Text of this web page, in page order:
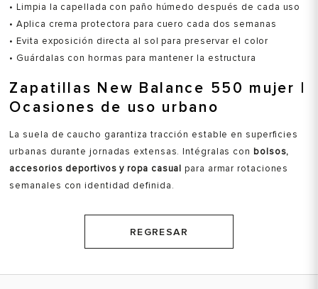
• Limpia la capellada con paño húmedo después de cada uso
• Aplica crema protectora para cuero cada dos semanas
• Evita exposición directa al sol para preservar el color
• Guárdalas con hormas para mantener la estructura
Zapatillas New Balance 550 mujer |
Ocasiones de uso urbano
La suela de caucho garantiza tracción estable en superficies
urbanas durante jornadas extensas. Intégralas con bolsos,
accesorios deportivos y ropa casual para armar rotaciones
semanales con identidad definida.
REGRESAR